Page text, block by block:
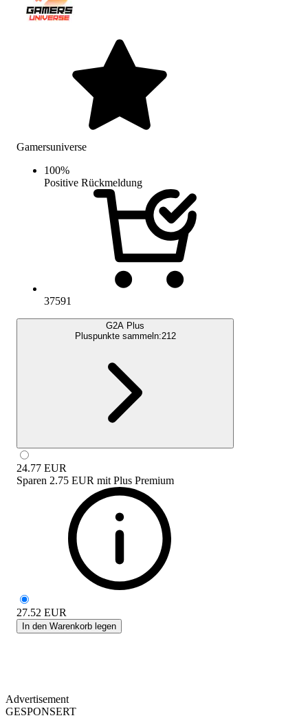
Gamersuniverse
100%
Positive Rückmeldung
37591
G2A Plus
Pluspunkte sammeln:212
24.77 EUR
Sparen 2.75 EUR mit Plus Premium
27.52 EUR
In den Warenkorb legen
Advertisement
GESPONSERT